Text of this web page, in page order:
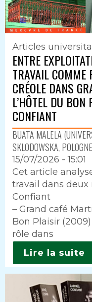
Articles
ENTRE
TRAVAIL COMME
CRÉOLE DANS
L’HÔTEL DU
CONFIANT
BUATA MALELA
SKLODOWSKA,
15/07/2026 - 15:01
Intro
Cet article
travail dans deux
Confiant
– Grand café
Bon Plaisir
rôle dans
Lire la suite